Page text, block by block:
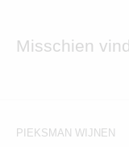
Misschien
PIEKSMAN WIJNEN